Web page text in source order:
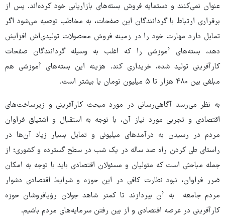
عنوان نمی‌کنند و دستمایه فروش بسته‌های بازاریابی خود کرده‌اند. پس از
برقراری ارتباط با گردانندگان این صفحات، به مخاطب توصیه می‌شود اگر
تمایل دارد مهارت خود را در زمینه فروش محصولات تولیدی‌اش افزایش
دهد، بسته‌های آموزشی را که اغلب به وسیله گردانندگان صفحات
کارآفرینی تولید شده، خریداری کند. هزینه این بسته‌های آموزشی هم
مبلغی بین ۴۸۰ هزار تا ۵ میلیون تومان یا بیشتر است.
به نظر می‌رسد آگاهی‌رسانی در مورد مبحث کارآفرینی و زیرساخت‌های
اقتصادی و تجربی مورد نیاز آن، با توجه به استقبال و اشتیاق فراوان
مردم در رسیدن به درآمدهای میلیونی و تمایل بسیار زیاد آن‌ها در
راستای طی کردن راه صد ساله در یک شب در سطح گسترده و کشوری؛ از
جمله مباحثی است که متولیان و مسئولان اقتصادی باید با توجه به امکان
ضرر فراوان، نبود نظارت کافی در این حوزه و شرایط اقتصادی دشوار
مردم جامعه به آن بپردازند تا کمتر شاهد جولان رؤیافروشان حوزه
کارآفرینی در عرصه اقتصادی و از بین رفتن سرمایه‌های مردم باشیم.